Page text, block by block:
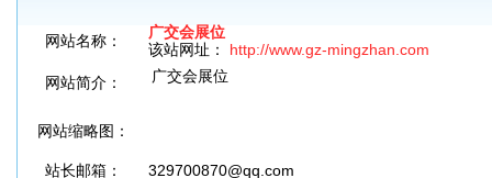
网站名称：
广交会展位
该站网址： http://www.gz-mingzhan.com
网站简介：
广交会展位
网站缩略图：
站长邮箱：
329700870@qq.com